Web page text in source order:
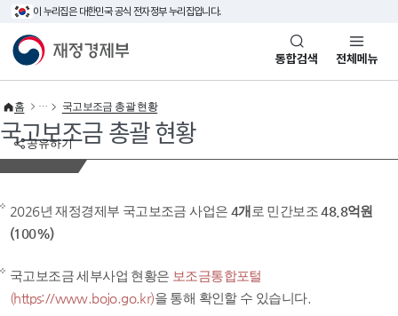
이 누리집은 대한민국 공식 전자정부 누리집입니다.
재정경제부(www.mofe.go.kr)통합검색 전체메뉴
공유하기
홈 국고보조금 총괄 현황
국고보조금 총괄 현황
2026년 재정경제부 국고보조금 사업은 4개 로 민간보조48.8억원
(100%)
국고보조금 세부사업 현황은 보조금통합포털
(https://www.bojo.go.kr)을 통해 확인할 수 있습니다.